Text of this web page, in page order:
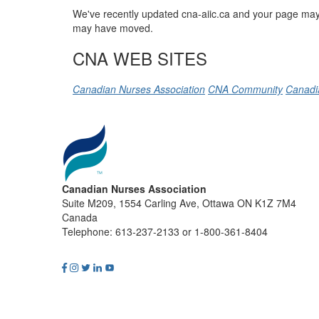
We've recently updated cna-aiic.ca and your page
may have moved.
CNA WEB SITES
Canadian Nurses Association CNA Community
Canadian Nurses Association
Suite M209, 1554 Carling Ave, Ottawa ON K1Z 7M4
Canada
Telephone: 613-237-2133 or 1-800-361-8404